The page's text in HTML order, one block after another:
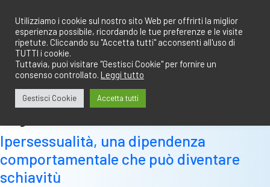
contenuto
Ipersessualità, una dipendenza
comportamentale che può diventare
schiavitù
Utilizziamo i cookie sul nostro sito Web per offrirti la miglior
esperienza possibile, ricordando le tue preferenze e le visite
ripetute. Cliccando su "Accetta tutti" acconsenti all'uso di
TUTTI i cookie.
Tuttavia, puoi visitare "Gestisci Cookie" per fornire un
consenso controllato. Leggi tutto
Gestisci Cookie Accetta tutti